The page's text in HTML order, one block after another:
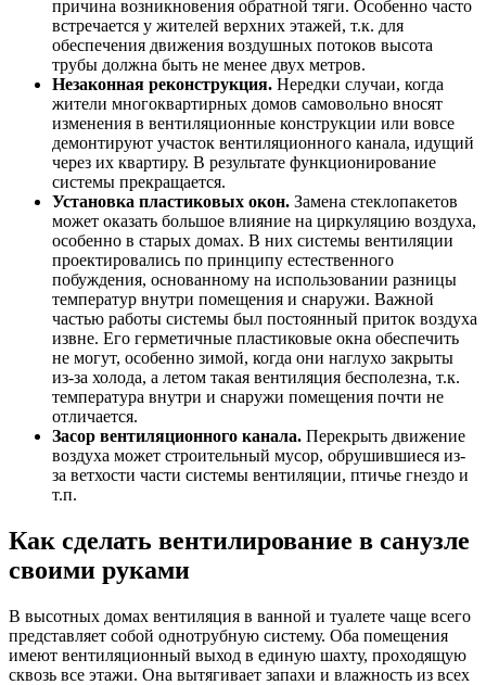
причина возникновения обратной тяги. Особенно часто
встречается у жителей верхних этажей, т.к. для
обеспечения движения воздушных потоков высота
трубы должна быть не менее двух метров.
Незаконная реконструкция. Нередки случаи, когда
жители многоквартирных домов самовольно вносят
изменения в вентиляционные конструкции или вовсе
демонтируют участок вентиляционного канала, идущий
через их квартиру. В результате функционирование
системы прекращается.
Установка пластиковых окон. Замена стеклопакетов
может оказать большое влияние на циркуляцию воздуха,
особенно в старых домах. В них системы вентиляции
проектировались по принципу естественного
побуждения, основанному на использовании разницы
температур внутри помещения и снаружи. Важной
частью работы системы был постоянный приток воздуха
извне. Его герметичные пластиковые окна обеспечить
не могут, особенно зимой, когда они наглухо закрыты
из-за холода, а летом такая вентиляция бесполезна, т.к.
температура внутри и снаружи помещения почти не
отличается.
Засор вентиляционного канала. Перекрыть движение
воздуха может строительный мусор, обрушившиеся из-
за ветхости части системы вентиляции, птичье гнездо и
т.п.
Как сделать вентилирование в санузле
своими руками
В высотных домах вентиляция в ванной и туалете чаще всего
представляет собой однотрубную систему. Оба помещения
имеют вентиляционный выход в единую шахту, проходящую
сквозь все этажи. Она вытягивает запахи и влажность из всех